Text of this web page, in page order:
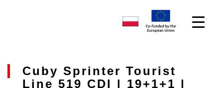
Cuby Sprinter Tourist
Line 519 CDI | 19+1+1 |